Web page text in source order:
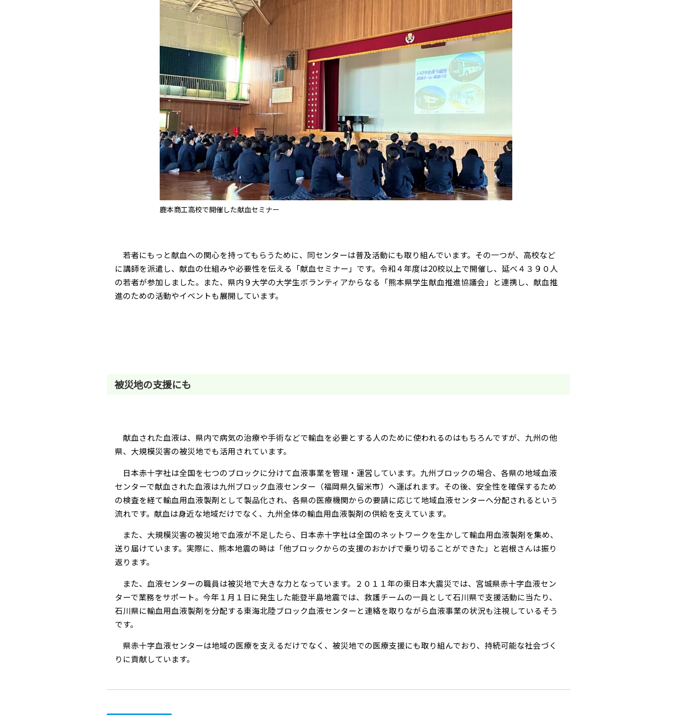
鹿本商工高校で開催した献血セミナー
若者にもっと献血への関心を持ってもらうために、同センターは普及活動にも取り組んでいます。その一つが、高校など
に講師を派遣し、献血の仕組みや必要性を伝える「献血セミナー」です。令和４年度は20校以上で開催し、延べ４３９０人
の若者が参加しました。また、県内９大学の大学生ボランティアからなる「熊本県学生献血推進協議会」と連携し、献血推
進のための活動やイベントも展開しています。
被災地の支援にも
献血された血液は、県内で病気の治療や手術などで輸血を必要とする人のために使われるのはもちろんですが、九州の他
県、大規模災害の被災地でも活用されています。
日本赤十字社は全国を七つのブロックに分けて血液事業を管理・運営しています。九州ブロックの場合、各県の地域血液
センターで献血された血液は九州ブロック血液センター（福岡県久留米市）へ運ばれます。その後、安全性を確保するため
の検査を経て輸血用血液製剤として製品化され、各県の医療機関からの要請に応じて地域血液センターへ分配されるという
流れです。献血は身近な地域だけでなく、九州全体の輸血用血液製剤の供給を支えています。
また、大規模災害の被災地で血液が不足したら、日本赤十字社は全国のネットワークを生かして輸血用血液製剤を集め、
送り届けています。実際に、熊本地震の時は「他ブロックからの支援のおかげで乗り切ることができた」と岩根さんは振り
返ります。
また、血液センターの職員は被災地で大きな力となっています。２０１１年の東日本大震災では、宮城県赤十字血液セン
ターで業務をサポート。今年１月１日に発生した能登半島地震では、救護チームの一員として石川県で支援活動に当たり、
石川県に輸血用血液製剤を分配する東海北陸ブロック血液センターと連絡を取りながら血液事業の状況も注視しているそう
です。
県赤十字血液センターは地域の医療を支えるだけでなく、被災地での医療支援にも取り組んでおり、持続可能な社会づく
りに貢献しています。